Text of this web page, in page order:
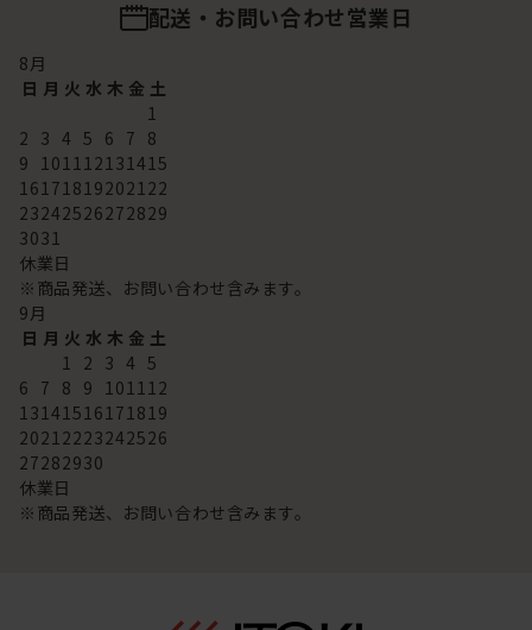
配送・お問い合わせ営業日
8月
日 月 火 水 木 金 土
1
2 3 4 5 6 7 8
9 101112131415
16171819202122
23242526272829
3031
休業日
※商品発送、お問い合わせ含みます。
9月
日 月 火 水 木 金 土
1 2 3 4 5
6 7 8 9 101112
13141516171819
20212223242526
27282930
休業日
※商品発送、お問い合わせ含みます。